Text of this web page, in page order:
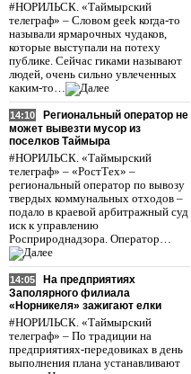
#НОРИЛЬСК. «Таймырский
телеграф» – Словом geek когда-то
называли ярмарочных чудаков,
которые выступали на потеху
публике. Сейчас гиками называют
людей, очень сильно увлеченных
каким-то…
14:10
Региональный оператор не
может вывезти мусор из
поселков Таймыра
#НОРИЛЬСК. «Таймырский
телеграф» – «РостТех» –
региональный оператор по вывозу
твердых коммунальных отходов –
подало в краевой арбитражный суд
иск к управлению
Росприроднадзора. Оператор…
14:05
На предприятиях
Заполярного филиала
«Норникеля» зажигают елки
#НОРИЛЬСК. «Таймырский
телеграф» – По традиции на
предприятиях-передовиках в день
выполнения плана устанавливают